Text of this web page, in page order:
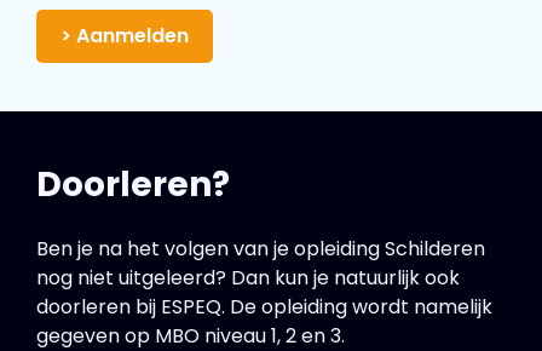
> Aanmelden
Doorleren?
Ben je na het volgen van je opleiding Schilderen
nog niet uitgeleerd? Dan kun je natuurlijk ook
doorleren bij ESPEQ. De opleiding wordt namelijk
gegeven op MBO niveau 1, 2 en 3.